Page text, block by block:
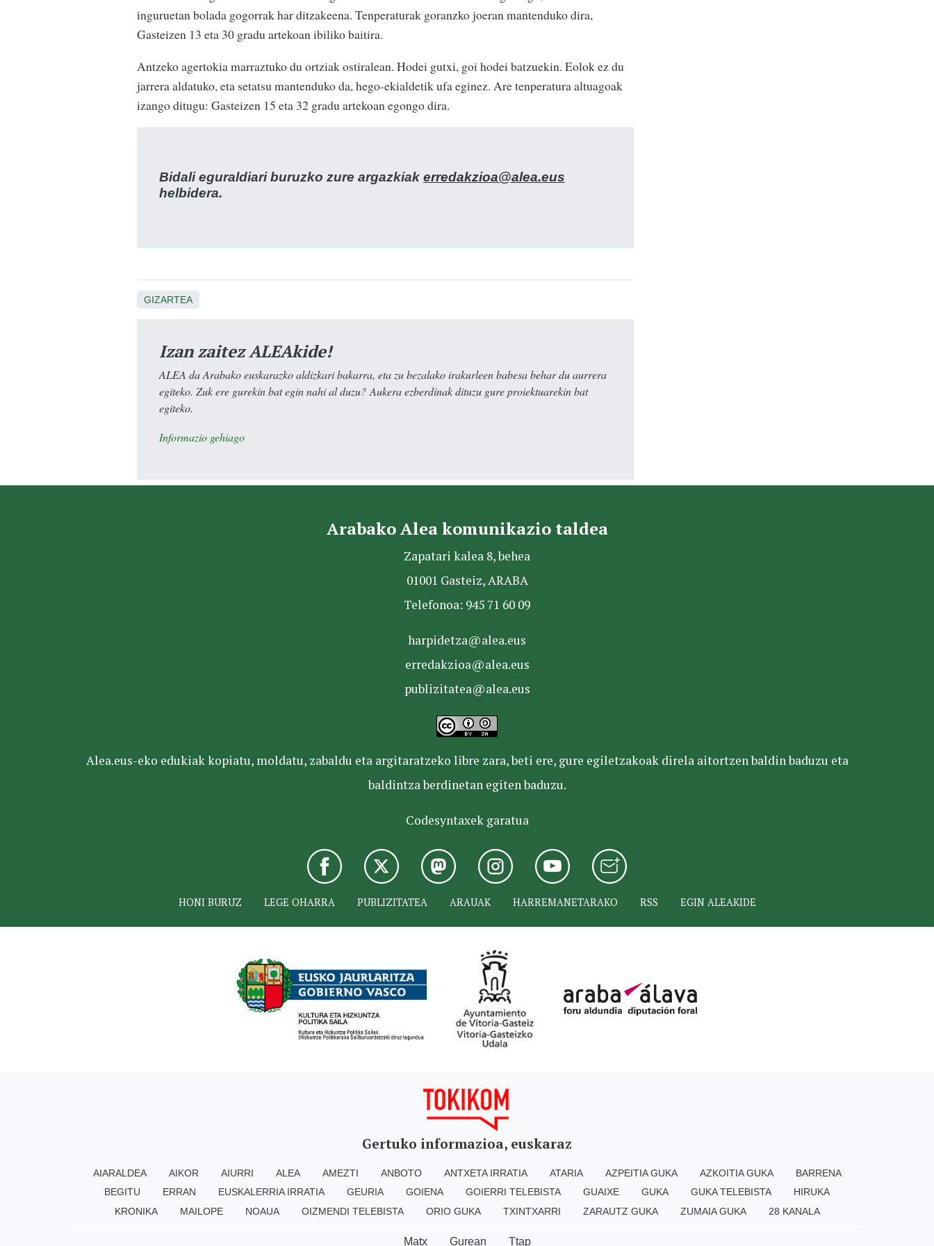
inguruetan bolada gogorrak har ditzakeena. Tenperaturak goranzko joeran mantenduko dira,
Gasteizen 13 eta 30 gradu artekoan ibiliko baitira.
Antzeko agertokia marraztuko du ortziak ostiralean. Hodei gutxi, goi hodei batzuekin. Eolok ez du
jarrera aldatuko, eta setatsu mantenduko da, hego-ekialdetik ufa eginez. Are tenperatura altuagoak
izango ditugu: Gasteizen 15 eta 32 gradu artekoan egongo dira.
Bidali eguraldiari buruzko zure argazkiak erredakzioa@alea.eus
helbidera.
GIZARTEA
Izan zaitez ALEAkide!
ALEA da Arabako euskarazko aldizkari bakarra, eta zu bezalako irakurleen babesa behar du aurrera
egiteko. Zuk ere gurekin bat egin nahi al duzu? Aukera ezberdinak dituzu gure proiektuarekin bat
egiteko.
Informazio gehiago
Arabako Alea komunikazio taldea
Zapatari kalea 8, behea
01001 Gasteiz, ARABA
Telefonoa: 945 71 60 09
harpidetza@alea.eus
erredakzioa@alea.eus
publizitatea@alea.eus
Alea.eus-eko edukiak kopiatu, moldatu, zabaldu eta argitaratzeko libre zara, beti ere, gure egiletzakoak direla aitortzen baldin baduzu eta
baldintza berdinetan egiten baduzu.
Codesyntaxek garatua
HONI BURUZ LEGE OHARRA PUBLIZITATEA ARAUAK HARREMANETARAKO RSS EGIN ALEAKIDE
Gertuko informazioa, euskaraz
AIARALDEA AIKOR AIURRI ALEA AMEZTI ANBOTO ANTXETA IRRATIA ATARIA AZPEITIA GUKA AZKOITIA GUKA
BARRENA
BEGITU
ERRAN EUSKALERRIA IRRATIA GEURIA GOIENA GOIERRI TELEBISTA GUAIXE GUKA GUKA TELEBISTA
HIRUKA
KRONIKA
MAILOPE NOAUA OIZMENDI TELEBISTA ORIO GUKA TXINTXARRI ZARAUTZ GUKA ZUMAIA GUKA 28 KANALA
Matx Gurean Ttap